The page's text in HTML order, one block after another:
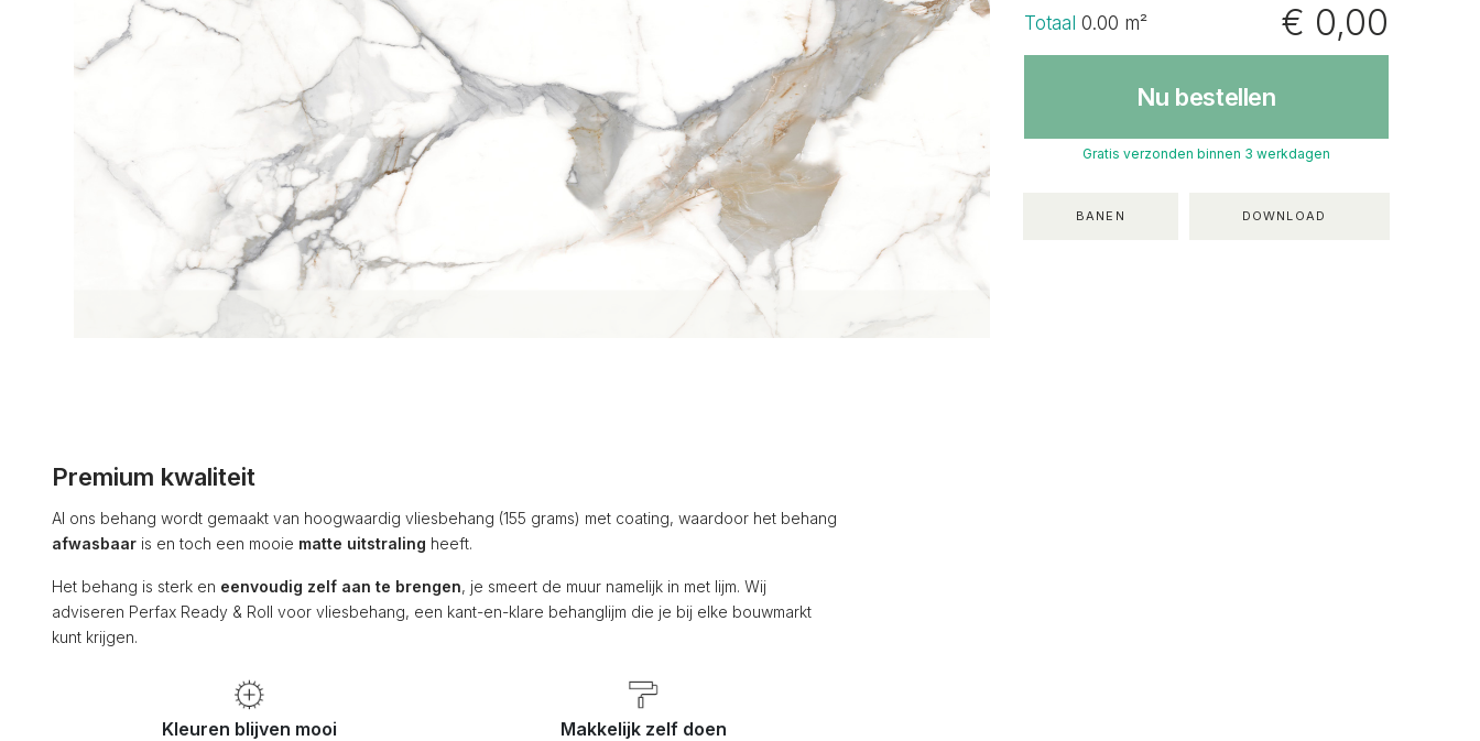
Totaal 0.00 m² € 0,00
Nu bestellen
Gratis verzonden binnen 3 werkdagen
BANEN DOWNLOAD
Premium kwaliteit
Al ons behang wordt gemaakt van hoogwaardig vliesbehang (155 grams) met coating, waardoor het behang
afwasbaar is en toch een mooie matte uitstraling heeft.
Het behang is sterk en eenvoudig zelf aan te brengen, je smeert de muur namelijk in met lijm. Wij
adviseren Perfax Ready & Roll voor vliesbehang, een kant-en-klare behanglijm die je bij elke bouwmarkt
kunt krijgen.
Kleuren blijven mooi Makkelijk zelf doen